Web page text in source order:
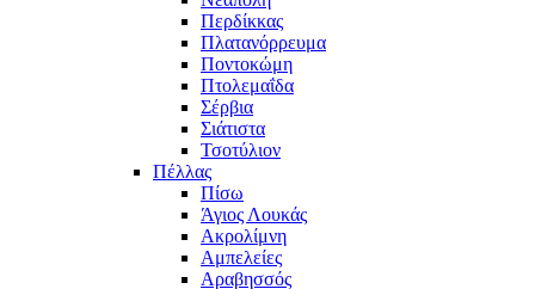
Περδίκκας
Πλατανόρρευμα
Ποντοκώμη
Πτολεμαΐδα
Σέρβια
Σιάτιστα
Τσοτύλιον
Πέλλας
Πίσω
Άγιος Λουκάς
Ακρολίμνη
Αμπελείες
Αραβησσός